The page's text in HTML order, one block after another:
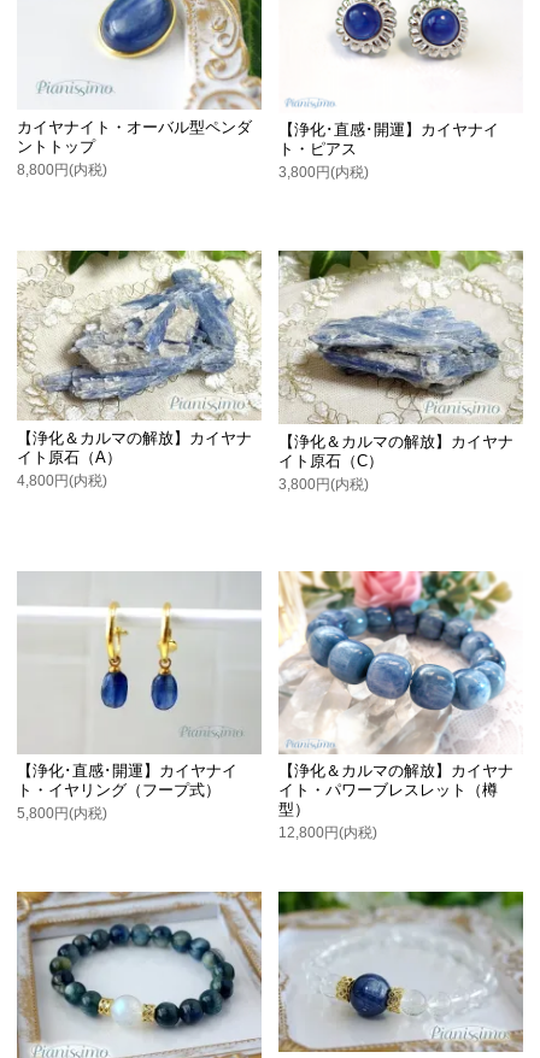
カイヤナイト・オーバル型ペンダ
ントトップ
8,800円(内税)
【浄化･直感･開運】カイヤナイ
ト・ピアス
3,800円(内税)
【浄化＆カルマの解放】カイヤナ
イト原石（A）
4,800円(内税)
【浄化＆カルマの解放】カイヤナ
イト原石（C）
3,800円(内税)
【浄化･直感･開運】カイヤナイ
ト・イヤリング（フープ式）
5,800円(内税)
【浄化＆カルマの解放】カイヤナ
イト・パワーブレスレット（樽
型）
12,800円(内税)